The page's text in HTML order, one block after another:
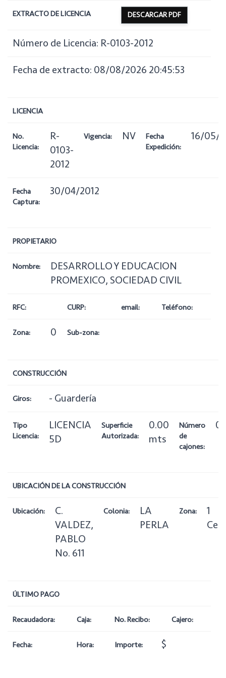
EXTRACTO DE LICENCIA DESCARGAR PDF
Número de Licencia: R-0103-2012
Fecha de extracto: 08/08/2026 20:45:53
LICENCIA
No.
Licencia:
R-
0103-
2012
Vigencia: NV
Fecha
Expedición:
16/05/
Fecha
Captura:
30/04/2012
PROPIETARIO
Nombre:
DESARROLLO Y EDUCACION
PROMEXICO, SOCIEDAD CIVIL
RFC: CURP: email: Teléfono:
Zona: 0 Sub-zona:
CONSTRUCCIÓN
Giros: - Guardería
Tipo
Licencia:
LICENCIA
5D
Superficie
Autorizada:
0.00
mts
Número
de
cajones:
0
UBICACIÓN DE LA CONSTRUCCIÓN
Ubicación:
C.
VALDEZ,
PABLO
No. 611
Colonia:
LA
PERLA
Zona:
1
ÚLTIMO PAGO
Recaudadora: Caja: No. Recibo: Cajero:
Fecha: Hora: Importe: $